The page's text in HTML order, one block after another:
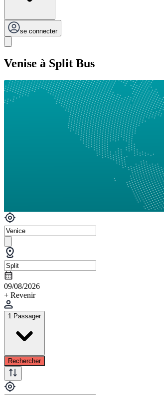
se connecter
Venise à Split Bus
09/08/2026
+ Revenir
1 Passager
Rechercher